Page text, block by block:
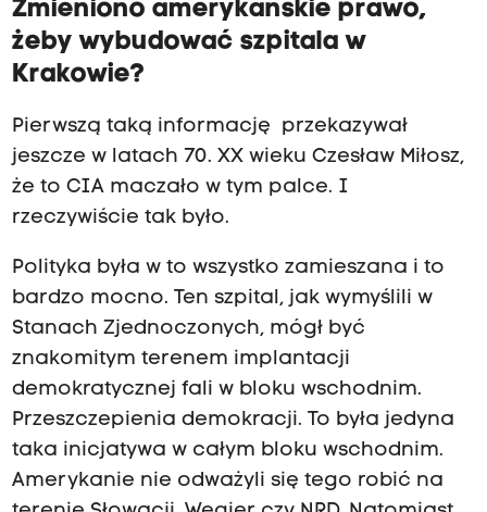
Zmieniono amerykańskie prawo,
żeby wybudować szpitala w
Krakowie?
Pierwszą taką informację przekazywał
jeszcze w latach 70. XX wieku Czesław Miłosz,
że to CIA maczało w tym palce. I
rzeczywiście tak było.
Polityka była w to wszystko zamieszana i to
bardzo mocno. Ten szpital, jak wymyślili w
Stanach Zjednoczonych, mógł być
znakomitym terenem implantacji
demokratycznej fali w bloku wschodnim.
Przeszczepienia demokracji. To była jedyna
taka inicjatywa w całym bloku wschodnim.
Amerykanie nie odważyli się tego robić na